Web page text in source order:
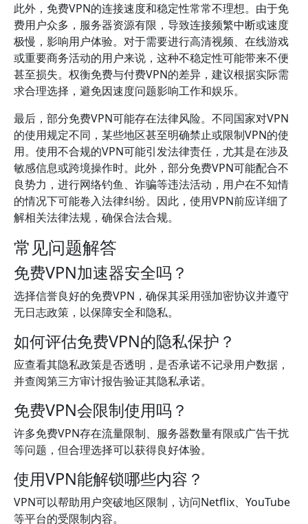
此外，免费VPN的连接速度和稳定性常常不理想。由于免
费用户众多，服务器资源有限，导致连接频繁中断或速度
极慢，影响用户体验。对于需要进行高清视频、在线游戏
或重要商务活动的用户来说，这种不稳定性可能带来不便
甚至损失。权衡免费与付费VPN的差异，建议根据实际需
求合理选择，避免因速度问题影响工作和娱乐。
最后，部分免费VPN可能存在法律风险。不同国家对VPN
的使用规定不同，某些地区甚至明确禁止或限制VPN的使
用。使用不合规的VPN可能引发法律责任，尤其是在涉及
敏感信息或跨境操作时。此外，部分免费VPN可能配合不
良势力，进行网络钓鱼、诈骗等违法活动，用户在不知情
的情况下可能卷入法律纠纷。因此，使用VPN前应详细了
解相关法律法规，确保合法合规。
常见问题解答
免费VPN加速器安全吗？
选择信誉良好的免费VPN，确保其采用强加密协议并遵守
无日志政策，以保障安全和隐私。
如何评估免费VPN的隐私保护？
应查看其隐私政策是否透明，是否承诺不记录用户数据，
并查阅第三方审计报告验证其隐私承诺。
免费VPN会限制使用吗？
许多免费VPN存在流量限制、服务器数量有限或广告干扰
等问题，但合理选择可以获得良好体验。
使用VPN能解锁哪些内容？
VPN可以帮助用户突破地区限制，访问Netflix、YouTube
等平台的受限制内容。